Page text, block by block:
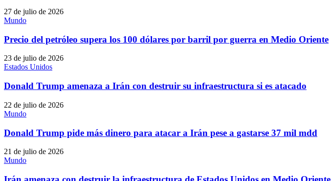
27 de julio de 2026
Mundo
Precio del petróleo supera los 100 dólares por barril por guerra en Medio Oriente
23 de julio de 2026
Estados Unidos
Donald Trump amenaza a Irán con destruir su infraestructura si es atacado
22 de julio de 2026
Mundo
Donald Trump pide más dinero para atacar a Irán pese a gastarse 37 mil mdd
21 de julio de 2026
Mundo